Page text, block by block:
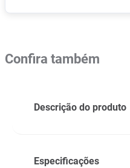
Confira também
Descrição do produto
Especificações